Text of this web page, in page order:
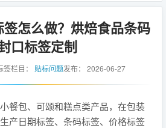
怎么做？烘焙食品条码
口标签定制
签栏目： 贴标问题发布： 2026-06-27
餐包、可颂和糕点类产品，在包装
产日期标签、条码标签、价格标签